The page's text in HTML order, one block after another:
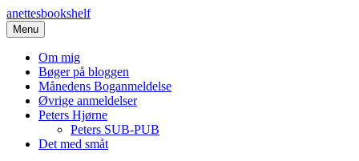
Skip
to
content
anettesbookshelf
Menu
Om mig
Bøger på bloggen
Månedens Boganmeldelse
Øvrige anmeldelser
Peters Hjørne
Peters SUB-PUB
Det med småt